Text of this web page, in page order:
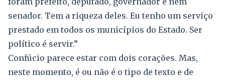
senador. Tem a riqueza deles. Eu tenho um serviço
prestado em todos os municípios do Estado. Ser
político é servir.”
Confúcio parece estar com dois corações. Mas,
neste momento, é ou não é o tipo de texto e de